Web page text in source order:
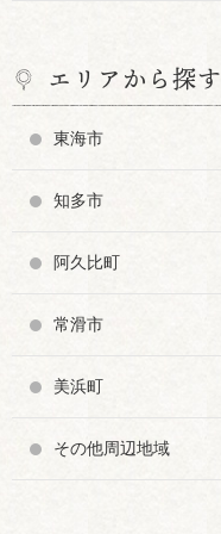
エリアから探す
東海市
知多市
阿久比町
常滑市
美浜町
その他周辺地域